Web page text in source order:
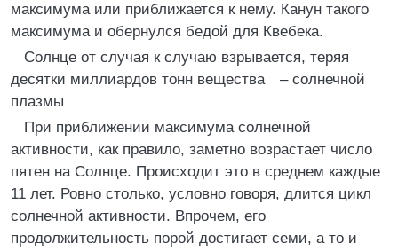
максимума или приближается к нему. Канун такого
максимума и обернулся бедой для Квебека.
Солнце от случая к случаю взрывается, теряя
десятки миллиардов тонн вещества – солнечной
плазмы
При приближении максимума солнечной
активности, как правило, заметно возрастает число
пятен на Солнце. Происходит это в среднем каждые
11 лет. Ровно столько, условно говоря, длится цикл
солнечной активности. Впрочем, его
продолжительность порой достигает семи, а то и